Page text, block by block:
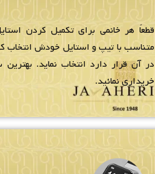
قطعاً هر خانمی برای تکمیل کردن
متناسب با تیپ و استایل خودش انتخاب
در آن قرار دارد انتخاب نماید.
خریداری نمائید.